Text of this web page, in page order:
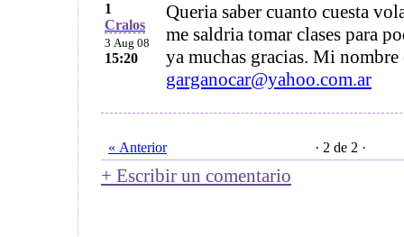
1
Cralos
3 Aug 08
15:20
Queria saber cuanto cuesta
me saldria tomar clases para
ya muchas gracias. Mi
garganocar@yahoo.com.ar
« Anterior · 2 de 2 ·
+ Escribir un comentario